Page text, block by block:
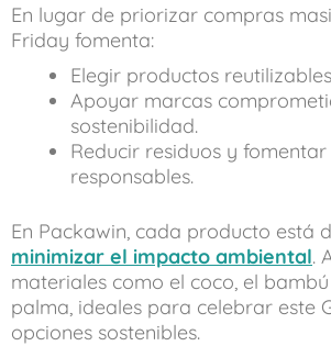
En lugar de priorizar compras
Friday fomenta:
Elegir productos
Apoyar marcas
sostenibilidad.
Reducir residuos y
responsables.
En Packawin, cada producto está
minimizar el impacto ambiental.
materiales como el coco, el
palma, ideales para celebrar este
opciones sostenibles.